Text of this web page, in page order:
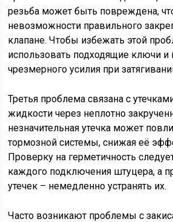
резьба может быть повреждена,
невозможности правильного
клапане. Чтобы избежать этой
использовать подходящие ключи и
чрезмерного усилия при
Третья проблема связана с
жидкости через неплотно
незначительная утечка может
тормозной системы, снижая её
Проверку на герметичность
каждого подключения штуцера, а
утечек – немедленно устранять их.
Часто возникают проблемы с